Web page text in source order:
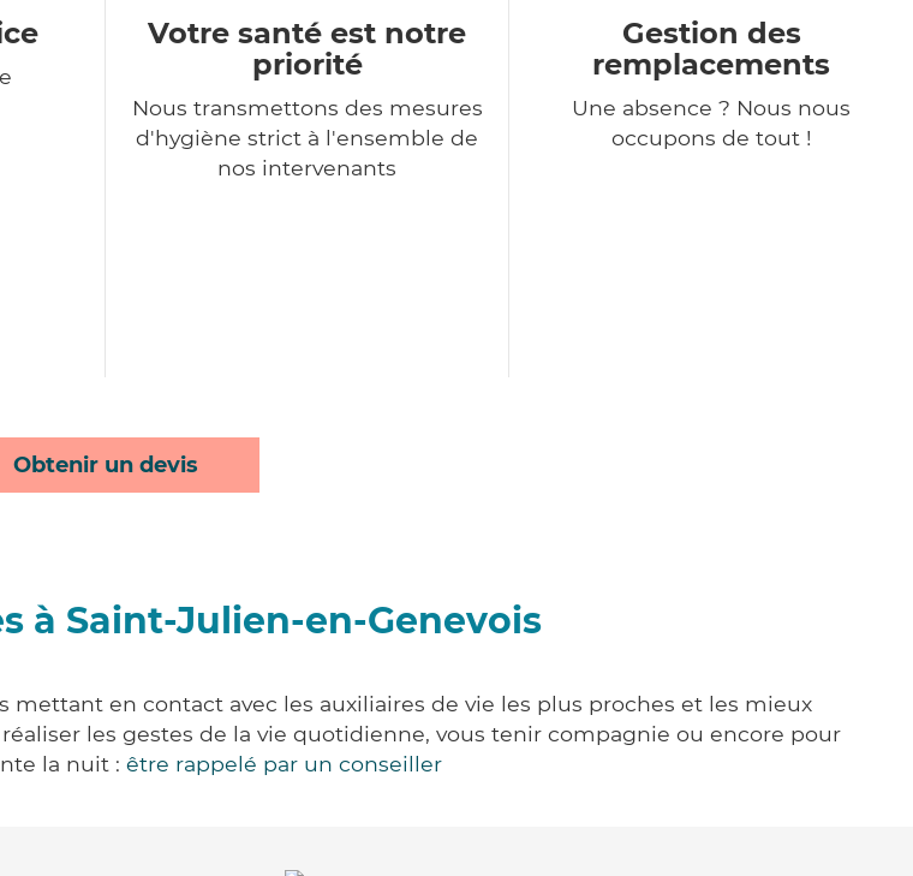
Votre santé est notre
priorité
Nous transmettons des mesures
d'hygiène strict à l'ensemble de
nos intervenants
Gestion des
remplacements
Une absence ? Nous nous
occupons de tout !
Obtenir un devis
à Saint-Julien-en-Genevois
mettant en contact avec les auxiliaires de vie les plus proches et les mieux
les gestes de la vie quotidienne, vous tenir compagnie ou encore pour
la nuit : être rappelé par un conseiller